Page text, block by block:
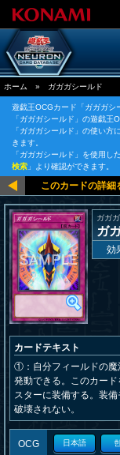
ホーム » ガガガシールド
遊戯王OCGカード「ガガガシ
「ガガガシールド」の遊戯王
「ガガガシールド」の使い方
きます。
「ガガガシールド」を使用し
検索 」より確認ができます。
ガガ
ガ
効
カードテキスト
①：自分フィールドの魔
発動できる。このカー
スターに装備する。装
破壊されない。
OCG 日本語